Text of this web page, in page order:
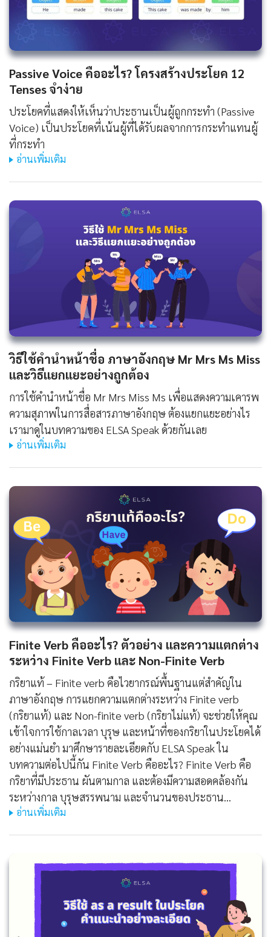
Passive Voice คืออะไร? โครงสร้างประโยค 12
Tenses จำง่าย
ประโยคที่แสดงให้เห็นว่าประธานเป็นผู้ถูกกระทำ (Passive
Voice) เป็นประโยคที่เน้นผู้ที่ได้รับผลจากการกระทำแทนผู้
ที่กระทำ
อ่านเพิ่มเติม
วิธีใช้คํานําหน้าชื่อ ภาษาอังกฤษ Mr Mrs Ms Miss
และวิธีแยกแยะอย่างถูกต้อง
การใช้คำนำหน้าชื่อ Mr Mrs Miss Ms เพื่อแสดงความเคารพ
ความสุภาพในการสื่อสารภาษาอังกฤษ ต้องแยกแยะอย่างไร
เรามาดูในบทความของ ELSA Speak ด้วยกันเลย
อ่านเพิ่มเติม
Finite Verb คืออะไร? ตัวอย่าง และความแตกต่าง
ระหว่าง Finite Verb และ Non-Finite Verb
กริยาแท้ – Finite verb คือไวยากรณ์พื้นฐานแต่สำคัญใน
ภาษาอังกฤษ การแยกความแตกต่างระหว่าง Finite verb
(กริยาแท้) และ Non-finite verb (กริยาไม่แท้) จะช่วยให้คุณ
เข้าใจการใช้กาลเวลา บุรุษ และหน้าที่ของกริยาในประโยคได้
อย่างแม่นยำ มาศึกษารายละเอียดกับ ELSA Speak ใน
บทความต่อไปนี้กัน Finite Verb คืออะไร? Finite Verb คือ
กริยาที่มีประธาน ผันตามกาล และต้องมีความสอดคล้องกัน
ระหว่างกาล บุรุษสรรพนาม และจำนวนของประธาน…
อ่านเพิ่มเติม